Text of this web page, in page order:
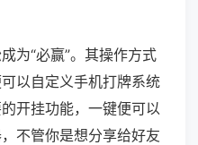
为“必赢”。其操作方式
以自定义手机打牌系统
开挂功能，一键便可以
不管你是想分享给好友